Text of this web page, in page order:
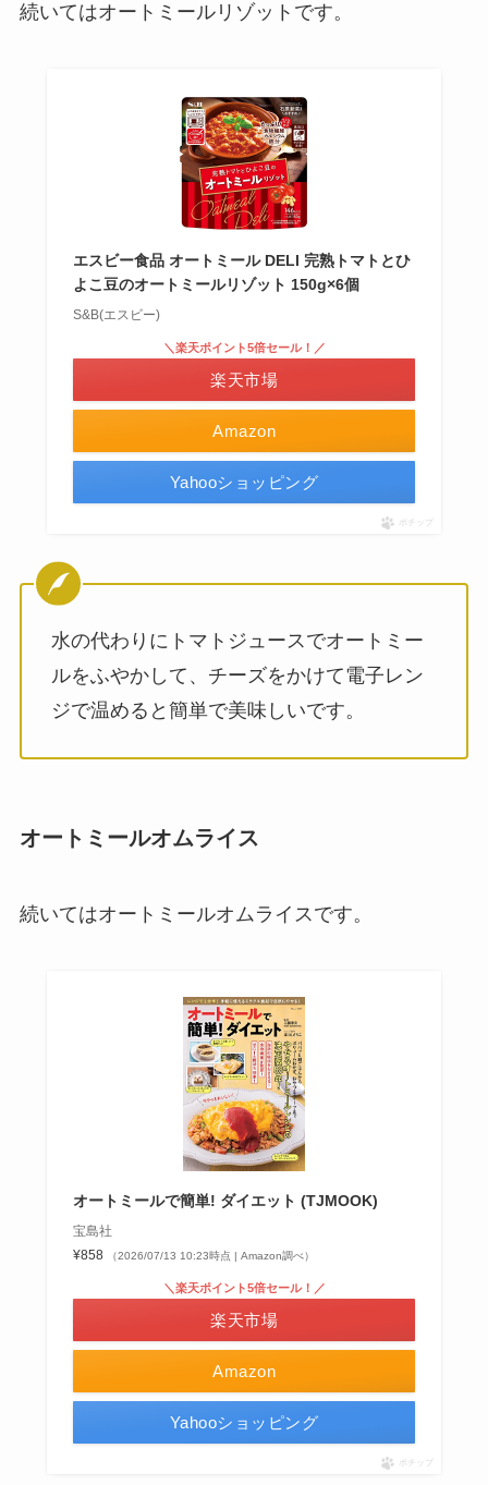
続いてはオートミールリゾットです。
エスビー食品 オートミール DELI 完熟トマトとひ
よこ豆のオートミールリゾット 150g×6個
S&B(エスビー)
Amazon
＼楽天ポイント5倍セール！／
楽天市場
Yahooショッピング
ポチップ
水の代わりにトマトジュースでオートミー
ルをふやかして、チーズをかけて電子レン
ジで温めると簡単で美味しいです。
オートミールオムライス
続いてはオートミールオムライスです。
オートミールで簡単! ダイエット (TJMOOK)
宝島社
¥858
（2026/07/13 10:23時点 | Amazon調べ）
Amazon
＼楽天ポイント5倍セール！／
楽天市場
Yahooショッピング
ポチップ